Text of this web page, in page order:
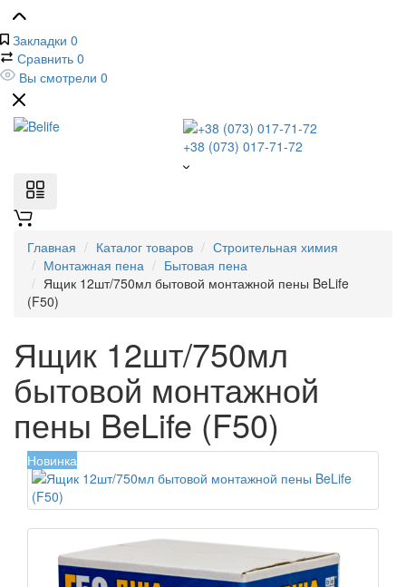
Закладки 0
Сравнить 0
Вы смотрели 0
+38 (073) 017-71-72
Главная Каталог товаров
Строительная химия
Монтажная пена
Бытовая пена
Ящик 12шт/750мл бытовой монтажной пены BeLife
(F50)
Ящик 12шт/750мл
бытовой монтажной
пены BeLife (F50)
Новинка